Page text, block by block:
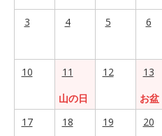
3 4 5 6
10
11
山の日
12
13
お盆
17
18 19 20